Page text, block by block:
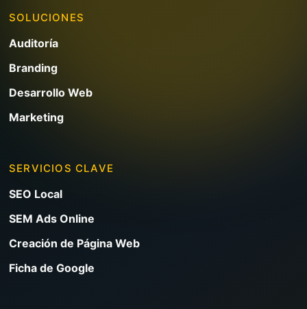
SOLUCIONES
Auditoría
Branding
Desarrollo Web
Marketing
SERVICIOS CLAVE
SEO Local
SEM Ads Online
Creación de Página Web
Ficha de Google